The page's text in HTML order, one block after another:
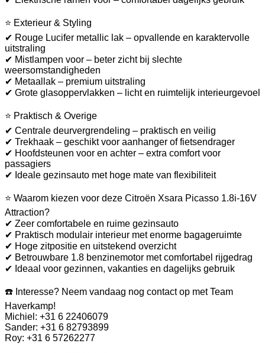
⭐ Exterieur & Styling
✔ Rouge Lucifer metallic lak – opvallende en karaktervolle
uitstraling
✔ Mistlampen voor – beter zicht bij slechte
weersomstandigheden
✔ Metaallak – premium uitstraling
✔ Grote glasoppervlakken – licht en ruimtelijk interieurgevoel
⭐ Praktisch & Overige
✔ Centrale deurvergrendeling – praktisch en veilig
✔ Trekhaak – geschikt voor aanhanger of fietsendrager
✔ Hoofdsteunen voor en achter – extra comfort voor
passagiers
✔ Ideale gezinsauto met hoge mate van flexibiliteit
⭐ Waarom kiezen voor deze Citroën Xsara Picasso 1.8i-16V
Attraction?
✔ Zeer comfortabele en ruime gezinsauto
✔ Praktisch modulair interieur met enorme bagageruimte
✔ Hoge zitpositie en uitstekend overzicht
✔ Betrouwbare 1.8 benzinemotor met comfortabel rijgedrag
✔ Ideaal voor gezinnen, vakanties en dagelijks gebruik
☎️ Interesse? Neem vandaag nog contact op met Team
Haverkamp!
Michiel: +31 6 22406079
Sander: +31 6 82793899
Roy: +31 6 57262277